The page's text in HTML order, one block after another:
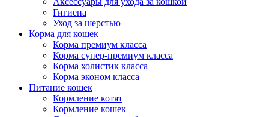
Гигиена
Уход за шерстью
Корма для кошек
Корма премиум класса
Корма супер-премиум класса
Корма холистик класса
Корма эконом класса
Питание кошек
Кормление котят
Кормление кошек